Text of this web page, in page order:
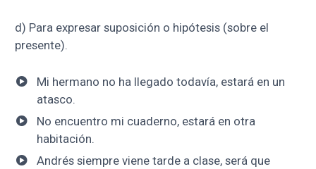
d) Para expresar suposición o hipótesis (sobre el
presente).
Mi hermano no ha llegado todavía, estará en un
atasco.
No encuentro mi cuaderno, estará en otra
habitación.
Andrés siempre viene tarde a clase, será que